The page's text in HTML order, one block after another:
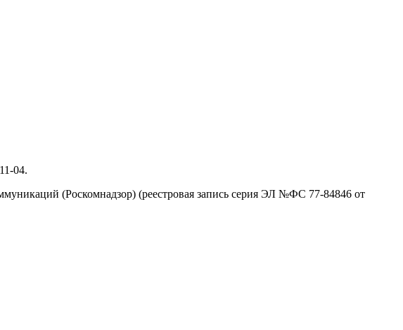
04.
(Роскомнадзор) (реестровая запись серия ЭЛ №ФС 77-84846 от